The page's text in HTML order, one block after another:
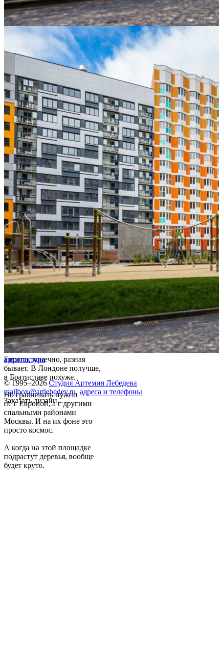
Европа, конечно, разная
бывает. В Лондоне получше,
в Братиславе похуже.
Но сравнивать нужно
не с Европой, а с другими
спальными районами
Москвы. И на их фоне это
просто космос.
А когда на этой площадке
подрастут деревья, вообще
будет круто.
архитектура
© 1995–2026 Студия Артемия Лебедева
mailbox@artlebedev.ru, адреса и телефоны
Заказать дизайн...